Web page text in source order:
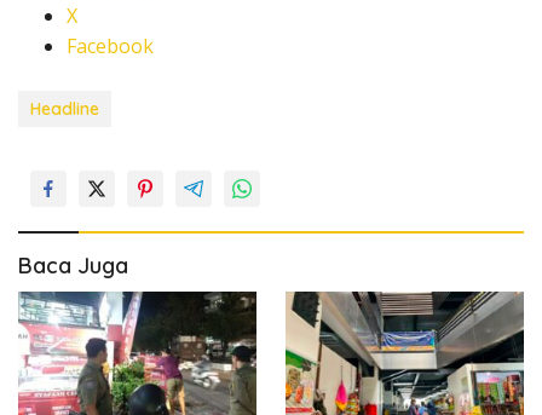
X
Facebook
Headline
Baca Juga